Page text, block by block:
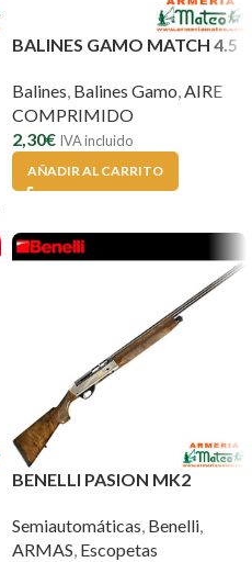
BALINES GAMO MATCH 4.5
Balines, Balines Gamo,AIRE
COMPRIMIDO
2,30€ IVA incluido
AÑADIR AL CARRITO
BENELLI PASION MK2
Semiautomáticas, Benelli,
ARMAS, Escopetas